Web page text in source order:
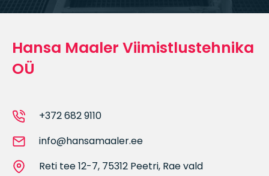
Hansa Maaler Viimistlustehnika
OÜ
+372 682 9110
info@hansamaaler.ee
Reti tee 12-7, 75312 Peetri, Rae vald